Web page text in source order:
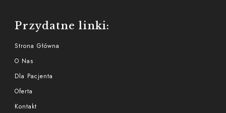
Przydatne linki:
Strona Główna
O Nas
Dla Pacjenta
Oferta
Kontakt